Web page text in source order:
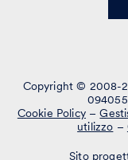
Copyright © 2008-
Cookie Policy–
utilizzo –
Sito